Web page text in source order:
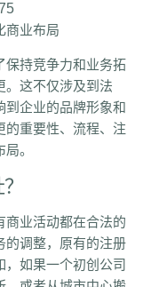
商业布局
保持竞争力和业务拓
。这不仅涉及到法
到企业的品牌形象和
的重要性、流程、注
。
商业活动都在合法的
的调整，原有的注册
如果一个初创公司